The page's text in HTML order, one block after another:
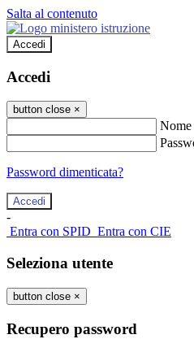
Salta al contenuto
Accedi
Accedi
button close ×
Nome
Password dimenticata?
-
Entra con SPID Entra con CIE
Seleziona utente
button close ×
Recupero password